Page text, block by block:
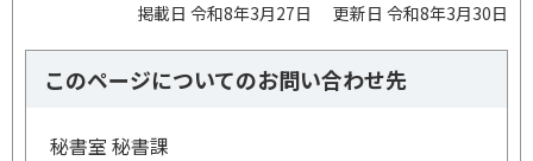
掲載日 令和8年3月27日 更新日 令和8年3月30日
このページについてのお問い合わせ先
秘書室 秘書課